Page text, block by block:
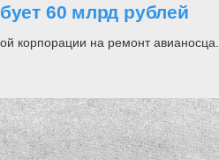
60 млрд рублей
корпорации на ремонт авианосца.